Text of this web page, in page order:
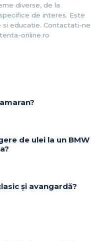
diverse, de la
de interes. Este
educatie. Contactati-ne
online.ro
de ulei la un BMW
și avangardă?